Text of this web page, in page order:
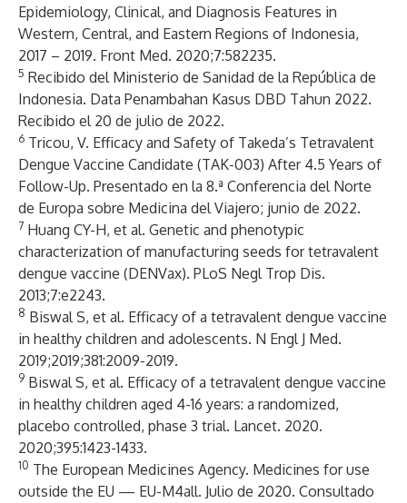
Epidemiology, Clinical, and Diagnosis Features in
Western, Central, and Eastern Regions of Indonesia,
2017 – 2019. Front Med. 2020;7:582235.
5 Recibido del Ministerio de Sanidad de la República de
Indonesia. Data Penambahan Kasus DBD Tahun 2022.
Recibido el 20 de julio de 2022.
6 Tricou, V. Efficacy and Safety of Takeda’s Tetravalent
Dengue Vaccine Candidate (TAK-003) After 4.5 Years of
Follow-Up. Presentado en la 8.ª Conferencia del Norte
de Europa sobre Medicina del Viajero; junio de 2022.
7 Huang CY-H, et al. Genetic and phenotypic
characterization of manufacturing seeds for tetravalent
dengue vaccine (DENVax). PLoS Negl Trop Dis.
2013;7:e2243.
8 Biswal S, et al. Efficacy of a tetravalent dengue vaccine
in healthy children and adolescents. N Engl J Med.
2019;2019;381:2009-2019.
9 Biswal S, et al. Efficacy of a tetravalent dengue vaccine
in healthy children aged 4-16 years: a randomized,
placebo controlled, phase 3 trial. Lancet. 2020.
2020;395:1423-1433.
10 The European Medicines Agency. Medicines for use
outside the EU — EU-M4all. Julio de 2020. Consultado